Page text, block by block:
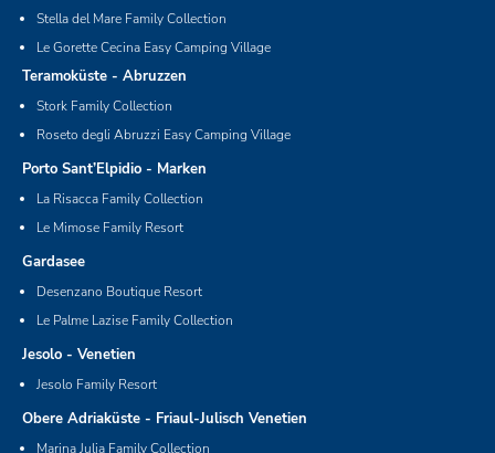
Stella del Mare Family Collection
Le Gorette Cecina Easy Camping Village
Teramoküste - Abruzzen
Stork Family Collection
Roseto degli Abruzzi Easy Camping Village
Porto Sant’Elpidio - Marken
La Risacca Family Collection
Le Mimose Family Resort
Gardasee
Desenzano Boutique Resort
Le Palme Lazise Family Collection
Jesolo - Venetien
Jesolo Family Resort
Obere Adriaküste - Friaul-Julisch Venetien
Marina Julia Family Collection